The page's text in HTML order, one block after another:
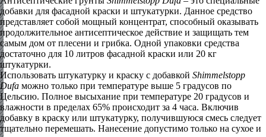
добавки для фасадной краски и штукатурки. Данное средство
представляет собой мощный концентрат, способный оказывать
продолжительное антисептическое действие и защищать тем
самым дом от плесени и грибка. Одной упаковки средства
достаточно для 10 литров фасадной краски или 20 кг
штукатурки.
Использовать штукатурку и краску с добавкой Shimmelstopp
Dufa можно только при температуре выше 5 градусов по
Цельсию. Полное высыхание при температуре 20 градусов и
влажности в пределах 65% происходит за 4 часа. Включив
добавку в краску или штукатурку, получившуюся смесь следует
тщательно перемешать. Нанесение допустимо только на сухое и